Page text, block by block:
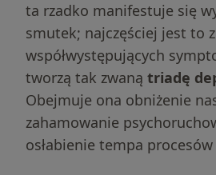
ta rzadko manifestuje się
smutek; najczęściej jest to
współwystępujących
tworzą tak zwaną triadę
Obejmuje ona obniżenie
zahamowanie
osłabienie tempa